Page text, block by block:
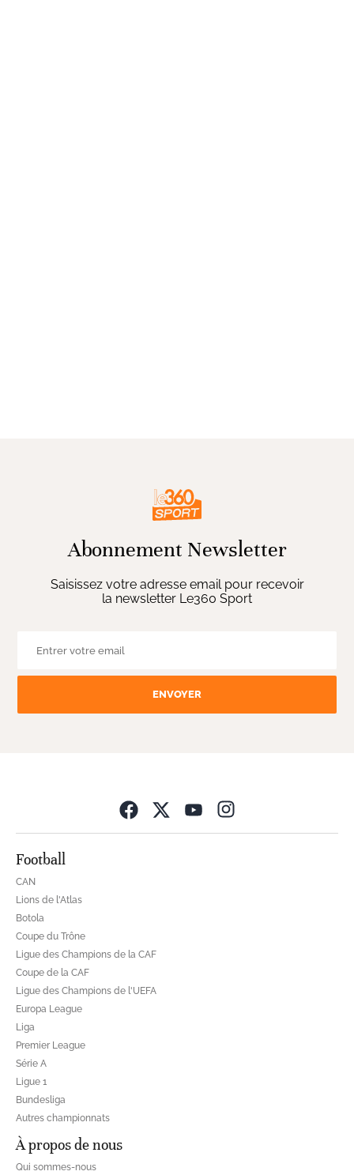
Abonnement Newsletter
Saisissez votre adresse email pour recevoir
la newsletter Le360 Sport
ENVOYER
Football
CAN
Lions de l'Atlas
Botola
Coupe du Trône
Ligue des Champions de la CAF
Coupe de la CAF
Ligue des Champions de l'UEFA
Europa League
Liga
Premier League
Série A
Ligue 1
Bundesliga
Autres championnats
À propos de nous
Qui sommes-nous